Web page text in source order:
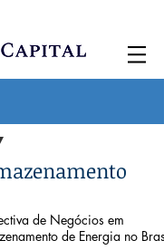
de Negócios em
de Energia no Brasil